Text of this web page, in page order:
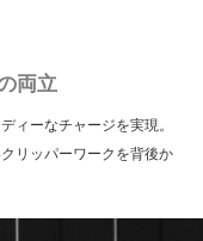
両立
ィーなチャージを実現。
リッパーワークを背後か